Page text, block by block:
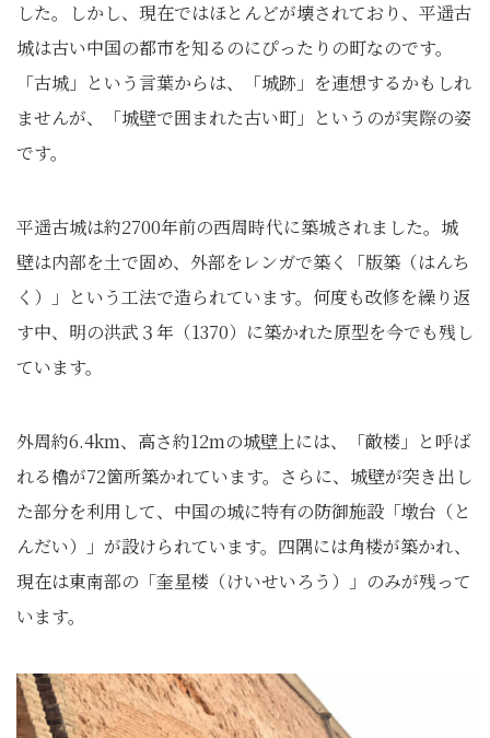
した。しかし、現在ではほとんどが壊されており、平遥古
城は古い中国の都市を知るのにぴったりの町なのです。
「古城」という言葉からは、「城跡」を連想するかもしれ
ませんが、「城壁で囲まれた古い町」というのが実際の姿
です。
平遥古城は約2700年前の西周時代に築城されました。城
壁は内部を土で固め、外部をレンガで築く「版築（はんち
く）」という工法で造られています。何度も改修を繰り返
す中、明の洪武３年（1370）に築かれた原型を今でも残し
ています。
外周約6.4km、高さ約12mの城壁上には、「敵楼」と呼ば
れる櫓が72箇所築かれています。さらに、城壁が突き出し
た部分を利用して、中国の城に特有の防御施設「墩台（と
んだい）」が設けられています。四隅には角楼が築かれ、
現在は東南部の「奎星楼（けいせいろう）」のみが残って
います。